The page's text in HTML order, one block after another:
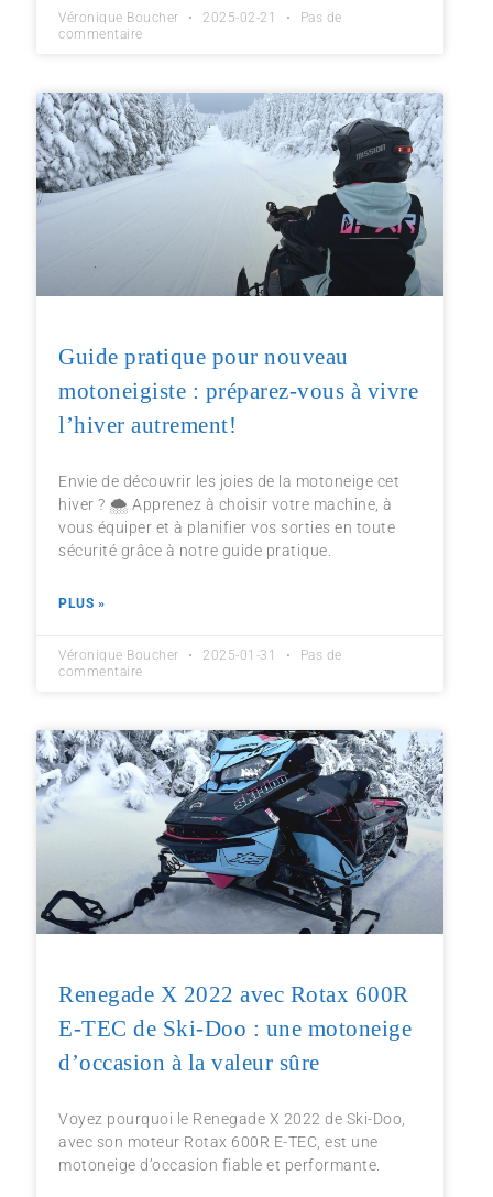
Véronique Boucher 2025-02-21
Pas de
commentaire
Guide pratique pour nouveau
motoneigiste : préparez-vous à vivre
l’hiver autrement!
Envie de découvrir les joies de la motoneige cet
hiver ? 🌨️ Apprenez à choisir votre machine, à
vous équiper et à planifier vos sorties en toute
sécurité grâce à notre guide pratique.
PLUS »
Véronique Boucher 2025-01-31
Pas de
commentaire
Renegade X 2022 avec Rotax 600R
E-TEC de Ski-Doo : une motoneige
d’occasion à la valeur sûre
Voyez pourquoi le Renegade X 2022 de Ski-Doo,
avec son moteur Rotax 600R E-TEC, est une
motoneige d’occasion fiable et performante.